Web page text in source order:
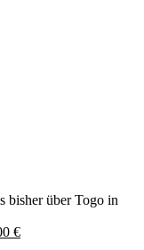
bisher über Togo in
€Aktueller